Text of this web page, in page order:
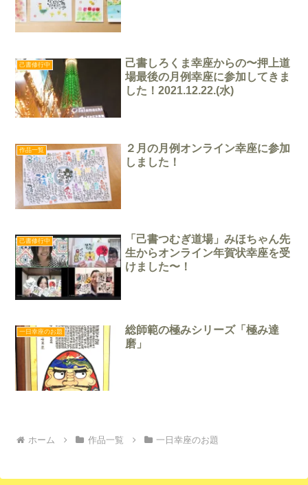
己書修行中
己書しろくま幸座からの〜押上道
場最後の月例幸座に参加してきま
した！2021.12.22.(水)
作品一覧
２月の月例オンライン幸座に参加
しました！
己書修行中
「己書つむぎ道場」みほちゃん先
生からオンライン年賀状幸座を受
けました〜！
一日幸座のお題
総師範の極みシリーズ「極み達
磨」
ホーム 作品一覧 一日幸座のお題